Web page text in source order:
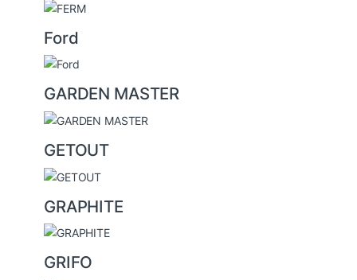
Ford
GARDEN MASTER
GETOUT
GRAPHITE
GRIFO